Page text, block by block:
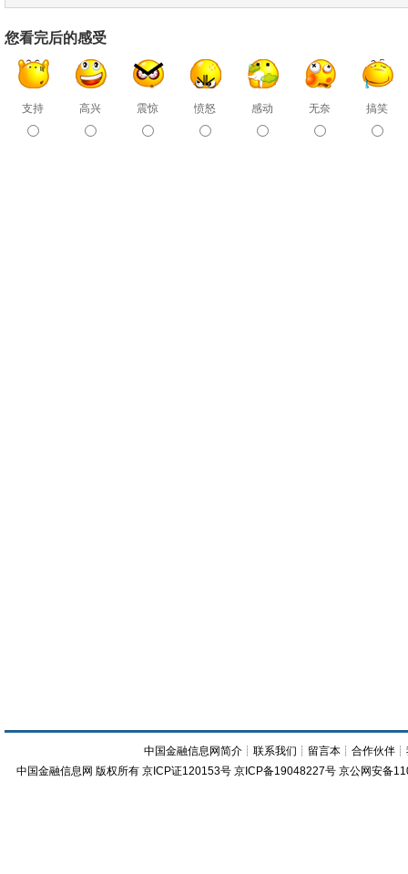
您看完后的感受
支持 高兴 震惊 愤怒 感动 无奈 搞笑
中国金融信息网简介 ┊联系我们 ┊ 留言本 ┊合作伙伴 ┊
中国金融信息网 版权所有 京ICP证120153号 京ICP备19048227号 京公网安备